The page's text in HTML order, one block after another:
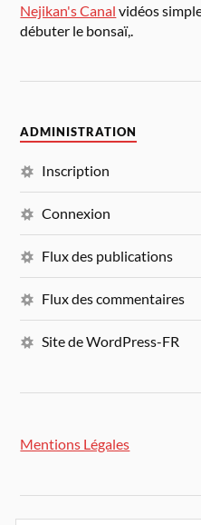
Nejikan's Canal vidéos
débuter le bonsaï,.
ADMINISTRATION
Inscription
Connexion
Flux des publications
Flux des commentaires
Site de WordPress-FR
Mentions Légales